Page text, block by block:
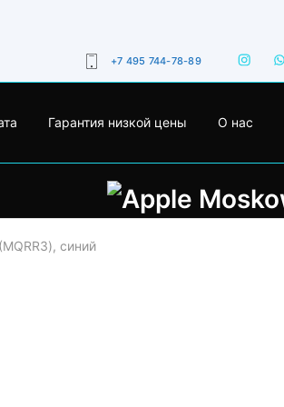
+7 495 744-78-89
Гарантия низкой цены О нас
синий